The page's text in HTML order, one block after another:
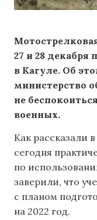
27 и 28 декабря
в Кагуле. Об
министерство
не
военных.
Как рассказали
сегодня
по
заверили, что
с планом
на 2022 год.